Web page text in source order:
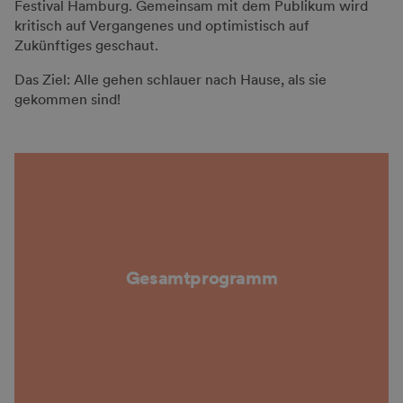
Festival Hamburg. Gemeinsam mit dem Publikum wird
kritisch auf Vergangenes und optimistisch auf
Zukünftiges geschaut.
Das Ziel: Alle gehen schlauer nach Hause, als sie
gekommen sind!
Gesamt­programm